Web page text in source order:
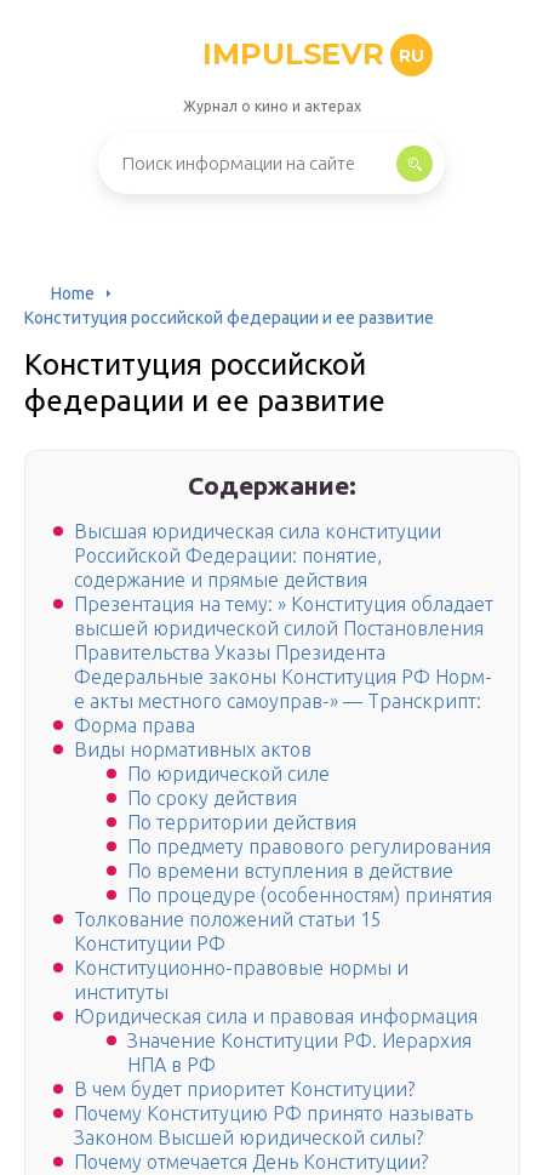
IMPULSEVR RU
Журнал о кино и актерах
Home
Конституция российской федерации и ее развитие
Конституция российской
федерации и ее развитие
Содержание:
Высшая юридическая сила конституции
Российской Федерации: понятие,
содержание и прямые действия
Презентация на тему: » Конституция обладает
высшей юридической силой Постановления
Правительства Указы Президента
Федеральные законы Конституция РФ Норм-
е акты местного самоуправ-» — Транскрипт:
Форма права
Виды нормативных актов
По юридической силе
По сроку действия
По территории действия
По предмету правового регулирования
По времени вступления в действие
По процедуре (особенностям) принятия
Толкование положений статьи 15
Конституции РФ
Конституционно-правовые нормы и
институты
Юридическая сила и правовая информация
Значение Конституции РФ. Иерархия
НПА в РФ
В чем будет приоритет Конституции?
Почему Конституцию РФ принято называть
Законом Высшей юридической силы?
Почему отмечается День Конституции?